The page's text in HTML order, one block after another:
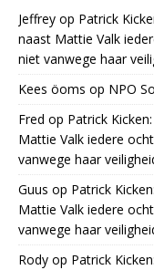
Jeffrey op Patrick
naast Mattie Valk
niet vanwege haar
Kees öoms op NPO
Fred op Patrick
Mattie Valk iedere
vanwege haar
Guus op Patrick
Mattie Valk iedere
vanwege haar
Rody op Patrick